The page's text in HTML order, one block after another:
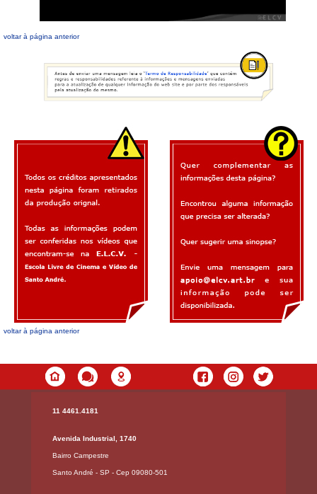
voltar à página anterior
voltar à página anterior
11 4461.4181
Avenida Industrial, 1740
Bairro Campestre
Santo André - SP - Cep 09080-501